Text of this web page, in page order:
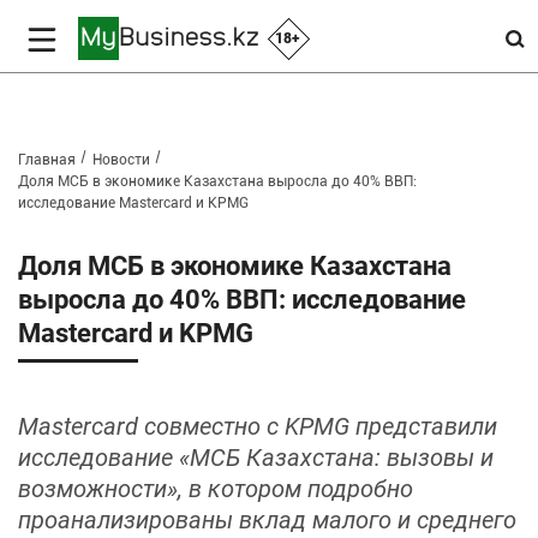
18+
Главная
Новости
Доля МСБ в экономике Казахстана выросла до 40% ВВП:
исследование Mastercard и KPMG
Доля МСБ в экономике Казахстана
выросла до 40% ВВП: исследование
Mastercard и KPMG
Mastercard совместно с KPMG представили
исследование «МСБ Казахстана: вызовы и
возможности», в котором подробно
проанализированы вклад малого и среднего